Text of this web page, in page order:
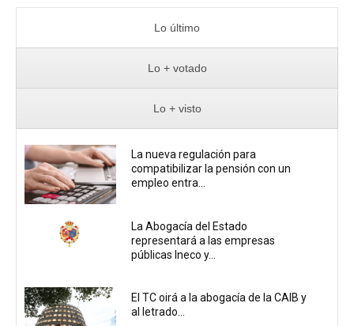
Lo último
Lo + votado
Lo + visto
La nueva regulación para
compatibilizar la pensión con un
empleo entra...
La Abogacía del Estado
representará a las empresas
públicas Ineco y...
El TC oirá a la abogacía de la CAIB y
al letrado...